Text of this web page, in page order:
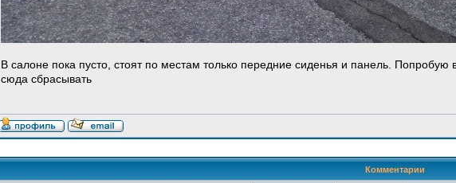
В салоне пока пусто, стоят по местам только передние сиденья и панель. Попробую
сюда сбрасывать
Комментарии